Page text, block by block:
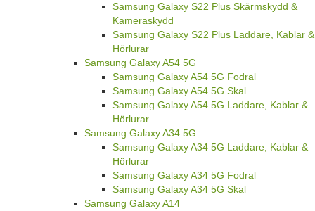
Samsung Galaxy S22 Plus Skärmskydd &
Kameraskydd
Samsung Galaxy S22 Plus Laddare, Kablar &
Hörlurar
Samsung Galaxy A54 5G
Samsung Galaxy A54 5G Fodral
Samsung Galaxy A54 5G Skal
Samsung Galaxy A54 5G Laddare, Kablar &
Hörlurar
Samsung Galaxy A34 5G
Samsung Galaxy A34 5G Laddare, Kablar &
Hörlurar
Samsung Galaxy A34 5G Fodral
Samsung Galaxy A34 5G Skal
Samsung Galaxy A14